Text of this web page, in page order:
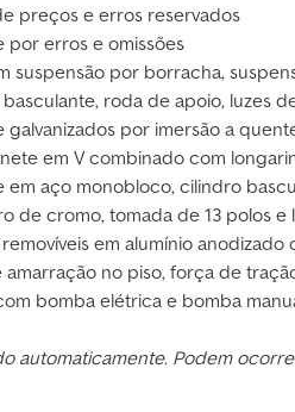
preços e erros reservados
por erros e omissões
suspensão por borracha,
roda de apoio, luzes
galvanizados por imersão a
em V combinado com
em aço monobloco, cilindro
de cromo, tomada de 13 polos e
em alumínio anodizado
amarração no piso, força de
bomba elétrica e bomba
automaticamente. Podem